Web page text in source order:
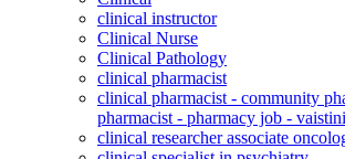
clinical instructor
Clinical Nurse
Clinical Pathology
clinical pharmacist
clinical pharmacist - community
pharmacist - pharmacy job -
clinical researcher associate